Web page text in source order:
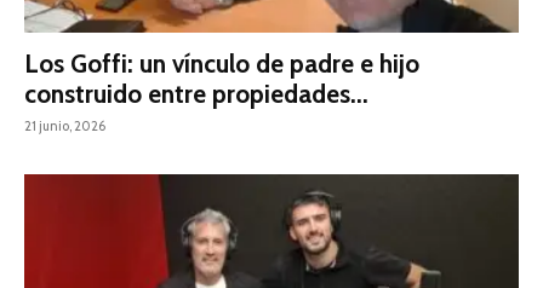
Los Goffi: un vínculo de padre e hijo
construido entre propiedades...
21 junio, 2026